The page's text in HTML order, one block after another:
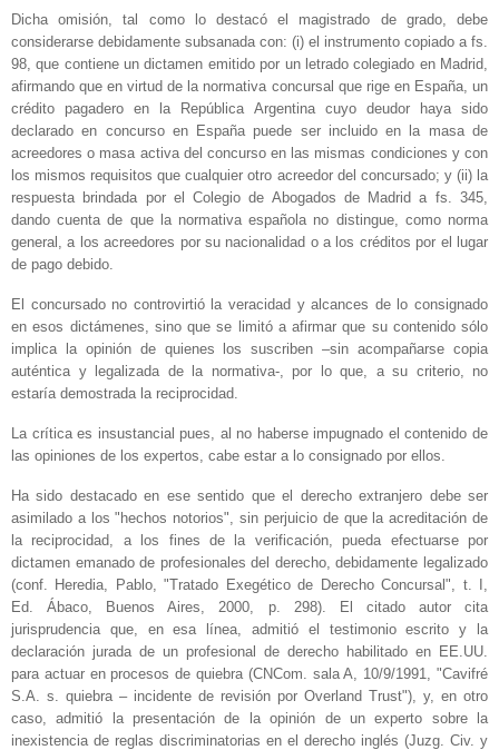
Dicha omisión, tal como lo destacó el magistrado de grado, debe
considerarse debidamente subsanada con: (i) el instrumento copiado a fs.
98, que contiene un dictamen emitido por un letrado colegiado en Madrid,
afirmando que en virtud de la normativa concursal que rige en España, un
crédito pagadero en la República Argentina cuyo deudor haya sido
declarado en concurso en España puede ser incluido en la masa de
acreedores o masa activa del concurso en las mismas condiciones y con
los mismos requisitos que cualquier otro acreedor del concursado; y (ii) la
respuesta brindada por el Colegio de Abogados de Madrid a fs. 345,
dando cuenta de que la normativa española no distingue, como norma
general, a los acreedores por su nacionalidad o a los créditos por el lugar
de pago debido.
El concursado no controvirtió la veracidad y alcances de lo consignado
en esos dictámenes, sino que se limitó a afirmar que su contenido sólo
implica la opinión de quienes los suscriben –sin acompañarse copia
auténtica y legalizada de la normativa‑, por lo que, a su criterio, no
estaría demostrada la reciprocidad.
La crítica es insustancial pues, al no haberse impugnado el contenido de
las opiniones de los expertos, cabe estar a lo consignado por ellos.
Ha sido destacado en ese sentido que el derecho extranjero debe ser
asimilado a los "hechos notorios", sin perjuicio de que la acreditación de
la reciprocidad, a los fines de la verificación, pueda efectuarse por
dictamen emanado de profesionales del derecho, debidamente legalizado
(conf. Heredia, Pablo, "Tratado Exegético de Derecho Concursal", t. I,
Ed. Ábaco, Buenos Aires, 2000, p. 298). El citado autor cita
jurisprudencia que, en esa línea, admitió el testimonio escrito y la
declaración jurada de un profesional de derecho habilitado en EE.UU.
para actuar en procesos de quiebra (CNCom. sala A, 10/9/1991, "Cavifré
S.A. s. quiebra – incidente de revisión por Overland Trust"), y, en otro
caso, admitió la presentación de la opinión de un experto sobre la
inexistencia de reglas discriminatorias en el derecho inglés (Juzg. Civ. y